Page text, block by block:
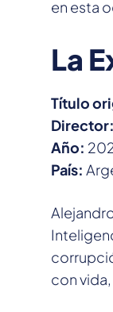
en esta
La
Título
Director:
Año:
País:
con